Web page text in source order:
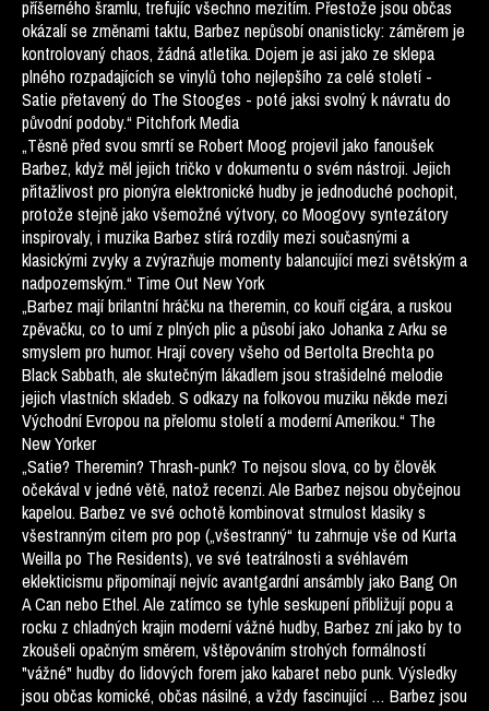
příšerného šramlu, trefujíc všechno mezitím. Přestože jsou občas
okázalí se změnami taktu, Barbez nepůsobí onanisticky: záměrem je
kontrolovaný chaos, žádná atletika. Dojem je asi jako ze sklepa
plného rozpadajících se vinylů toho nejlepšího za celé století -
Satie přetavený do The Stooges - poté jaksi svolný k návratu do
původní podoby.“ Pitchfork Media
„Těsně před svou smrtí se Robert Moog projevil jako fanoušek
Barbez, když měl jejich tričko v dokumentu o svém nástroji. Jejich
přitažlivost pro pionýra elektronické hudby je jednoduché pochopit,
protože stejně jako všemožné výtvory, co Moogovy syntezátory
inspirovaly, i muzika Barbez stírá rozdíly mezi současnými a
klasickými zvyky a zvýrazňuje momenty balancující mezi světským a
nadpozemským.“ Time Out New York
„Barbez mají brilantní hráčku na theremin, co kouří cigára, a ruskou
zpěvačku, co to umí z plných plic a působí jako Johanka z Arku se
smyslem pro humor. Hrají covery všeho od Bertolta Brechta po
Black Sabbath, ale skutečným lákadlem jsou strašidelné melodie
jejich vlastních skladeb. S odkazy na folkovou muziku někde mezi
Východní Evropou na přelomu století a moderní Amerikou.“ The
New Yorker
„Satie? Theremin? Thrash-punk? To nejsou slova, co by člověk
očekával v jedné větě, natož recenzi. Ale Barbez nejsou obyčejnou
kapelou. Barbez ve své ochotě kombinovat strnulost klasiky s
všestranným citem pro pop („všestranný“ tu zahrnuje vše od Kurta
Weilla po The Residents), ve své teatrálnosti a svéhlavém
eklekticismu připomínají nejvíc avantgardní ansámbly jako Bang On
A Can nebo Ethel. Ale zatímco se tyhle seskupení přibližují popu a
rocku z chladných krajin moderní vážné hudby, Barbez zní jako by to
zkoušeli opačným směrem, vštěpováním strohých formálností
"vážné" hudby do lidových forem jako kabaret nebo punk. Výsledky
jsou občas komické, občas násilné, a vždy fascinující … Barbez jsou